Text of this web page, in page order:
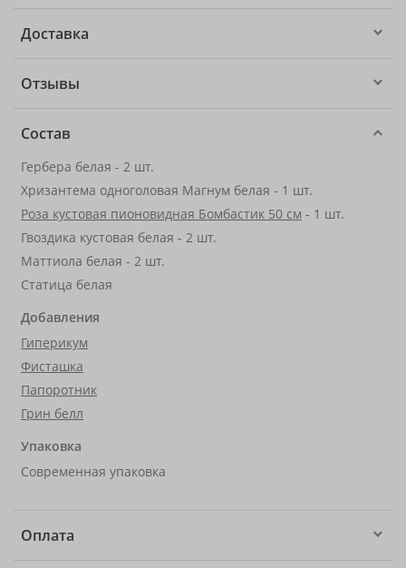
Доставка
Отзывы
Состав
Гербера белая - 2 шт.
Хризантема одноголовая Магнум белая - 1 шт.
Роза кустовая пионовидная Бомбастик 50 см - 1 шт.
Гвоздика кустовая белая - 2 шт.
Маттиола белая - 2 шт.
Статица белая
Добавления
Гиперикум
Фисташка
Папоротник
Грин белл
Упаковка
Современная упаковка
Оплата